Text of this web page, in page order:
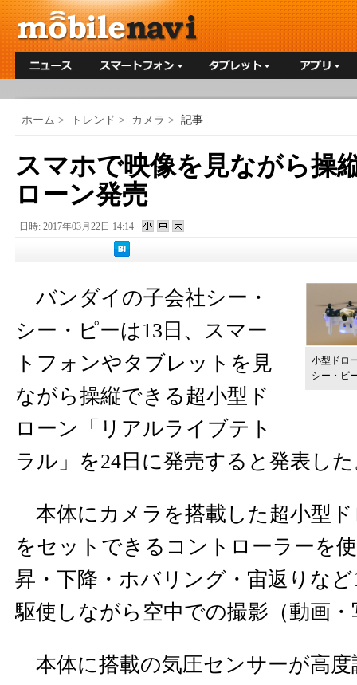
ホーム > トレンド > カメラ > 記事
スマホで映像を見ながら操
ローン発売
日時: 2017年03月22日 14:14
小型ドロ
シー・ピ
バンダイの子会社シー・
シー・ピーは13日、スマー
トフォンやタブレットを見
ながら操縦できる超小型ド
ローン「リアルライブテト
ラル」を24日に発売すると発表し
本体にカメラを搭載した超小型
をセットできるコントローラーを
昇・下降・ホバリング・宙返りな
駆使しながら空中での撮影（動画
本体に搭載の気圧センサーが高度